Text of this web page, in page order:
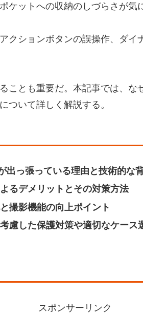
ケットへの収納のしづらさが気
クションボタンの誤操作、ダイ
ことも重要だ。本記事では、な
ついて詳しく解説する。
出っ張っている理由と技術的な
るデメリットとその対策方法
撮影機能の向上ポイント
慮した保護対策や適切なケース
スポンサーリンク